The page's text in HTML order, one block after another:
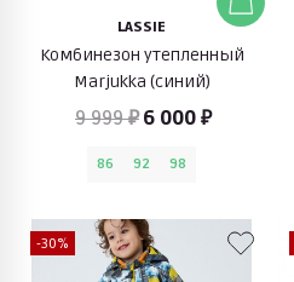
LASSIE
Комбинезон утепленный
Marjukka (синий)
9 999 ₽ 6 000 ₽
86 92 98
-30%